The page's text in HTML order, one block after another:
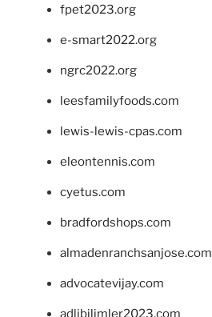
fpet2023.org
e-smart2022.org
ngrc2022.org
leesfamilyfoods.com
lewis-lewis-cpas.com
eleontennis.com
cyetus.com
bradfordshops.com
almadenranchsanjose.com
advocatevijay.com
adlibilimler2023.com